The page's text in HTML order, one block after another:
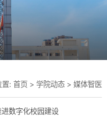
置: 首页 > 学院动态 > 媒体智医
进数字化校园建设